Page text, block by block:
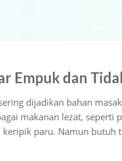
Empuk dan
dijadikan bahan
makanan lezat, seperti
paru. Namun butuh